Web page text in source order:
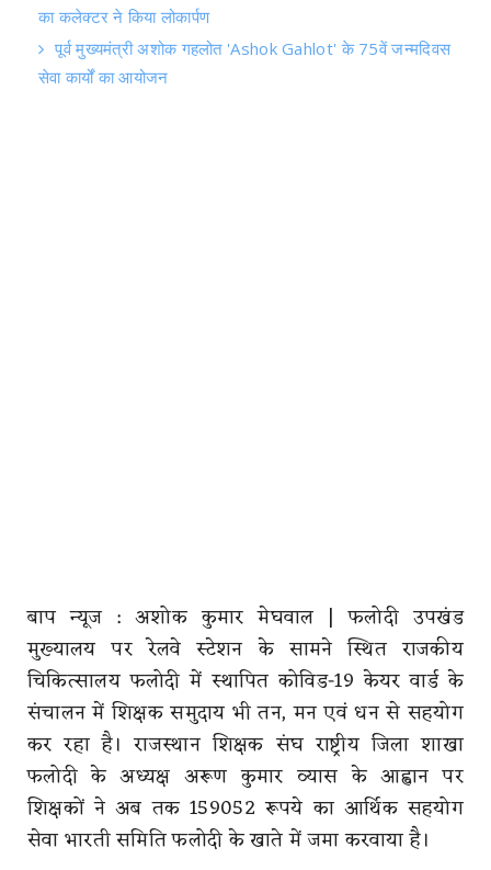
का कलेक्टर ने किया लोकार्पण
पूर्व मुख्यमंत्री अशोक गहलोत 'Ashok Gahlot' के 75वें जन्मदिवस
सेवा कार्यों का आयोजन
बाप न्यूज : अशोक कुमार मेघवाल |फलोदी उपखंड
मुख्यालय पर रेलवे स्टेशन के सामने स्थित राजकीय
चिकित्सालय फलोदी में स्थापित कोविड-19 केयर वार्ड के
संचालन में शिक्षक समुदाय भी तन, मन एवं धन से सहयोग
कर रहा है। राजस्थान शिक्षक संघ राष्ट्रीय जिला शाखा
फलोदी के अध्यक्ष अरूण कुमार व्यास के आह्वान पर
शिक्षकों ने अब तक 159052 रूपये का आर्थिक सहयोग
सेवा भारती समिति फलोदी के खाते में जमा करवाया है।